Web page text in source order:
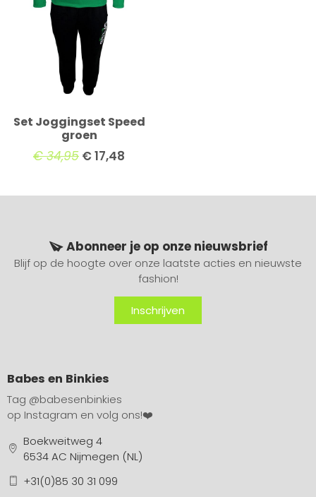
Set Joggingset Speed
groen
€34,95 €17,48
Abonneer je op onze nieuwsbrief
Blijf op de hoogte over onze laatste acties en nieuwste
fashion!
Inschrijven
Babes en Binkies
Tag @babesenbinkies
op Instagram en volg ons!❤️
Boekweitweg 4
6534 AC Nijmegen (NL)
+31(0)85 30 31 099